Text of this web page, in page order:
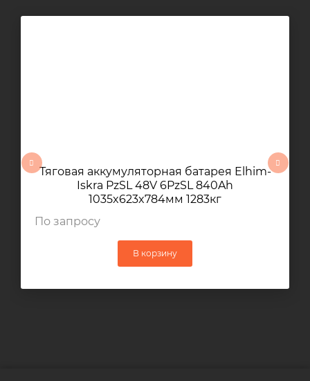
Тяговая аккумуляторная батарея Elhim-
Iskra PzSL 48V 6PzSL 840Ah
1035x623x784мм 1283кг
По запросу
В корзину